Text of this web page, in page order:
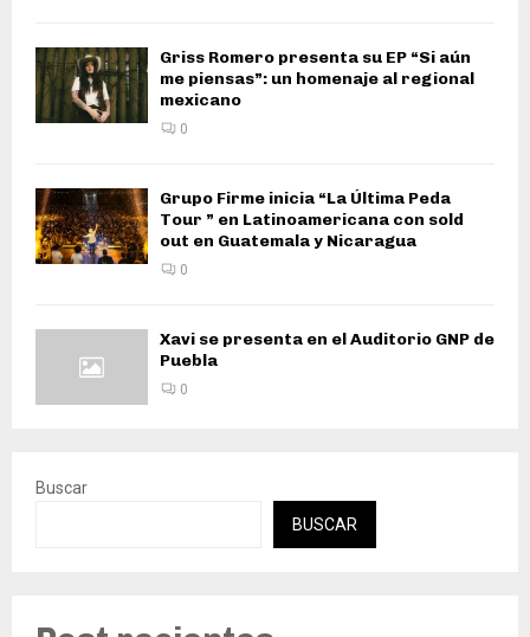
Griss Romero presenta su EP “Si aún
me piensas”: un homenaje al regional
mexicano
0
Grupo Firme inicia “La Última Peda
Tour ” en Latinoamericana con sold
out en Guatemala y Nicaragua
0
Xavi se presenta en el Auditorio GNP de
Puebla
0
Buscar
BUSCAR